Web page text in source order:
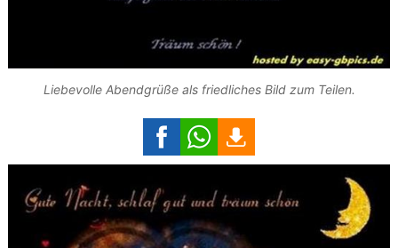
Liebevolle Abendgrüße als friedliches Bild zum Teilen.